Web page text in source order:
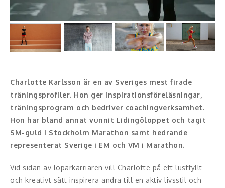
Keynote
Moderator, konferencier
Konferencier
Workshopledare, facilitator
Underhållning och event
Event
Charlotte Karlsson är en av Sveriges mest firade
träningsprofiler. Hon ger inspirationsföreläsningar,
träningsprogram och bedriver coachingverksamhet.
Hon har bland annat vunnit Lidingöloppet och tagit
SM-guld i Stockholm Marathon samt hedrande
representerat Sverige i EM och VM i Marathon.
Vid sidan av löparkarriären vill Charlotte på ett lustfyllt
och kreativt sätt inspirera andra till en aktiv livsstil och